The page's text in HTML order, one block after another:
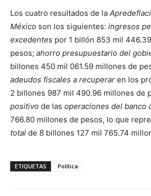
Los cuatro resultados de la
México son los siguientes: ingresos
excedentes por 1 billón 853 mil
pesos; ahorro presupuestario del
billones 450 mil 061.59 millones de
adeudos fiscales a recuperar en los
2 billones 987 mil 490.96 millones de
positivo de las operaciones del banco
766.80 millones de pesos, lo que
total de 8 billones 127 mil 765.74
ETIQUETAS Política